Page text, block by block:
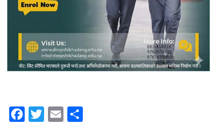
Facebook
Twitter
Email